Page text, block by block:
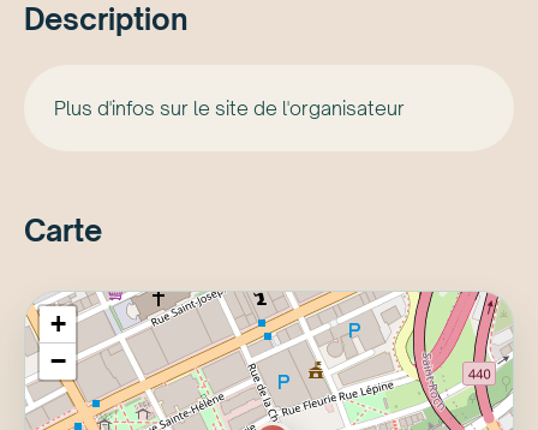
Description
Plus d'infos sur le site de l'organisateur
Carte
+
−